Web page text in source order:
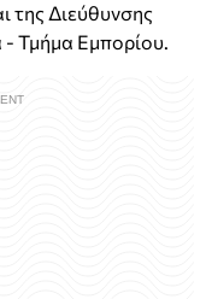
της Διεύθυνσης
- Τμήμα Εμπορίου.